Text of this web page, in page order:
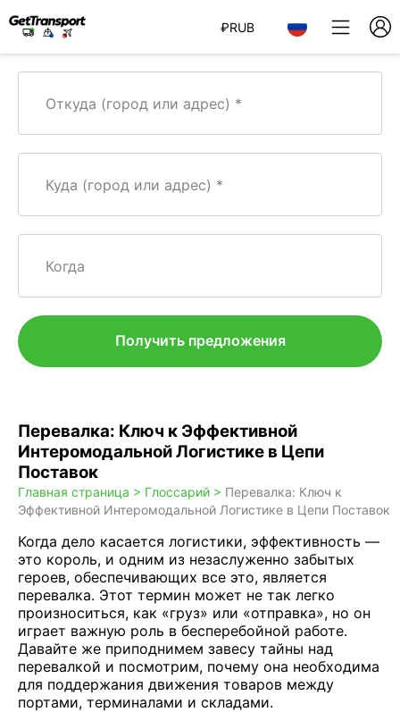
₽RUB
Откуда (город или адрес)
Куда (город или адрес)
Когда
Получить предложения
Перевалка: Ключ к Эффективной
Интеромодальной Логистике в Цепи
Поставок
Главная страница > Глоссарий > Перевалка: Ключ к
Эффективной Интеромодальной Логистике в Цепи Поставок
Когда дело касается логистики, эффективность —
это король, и одним из незаслуженно забытых
героев, обеспечивающих все это, является
перевалка. Этот термин может не так легко
произноситься, как «груз» или «отправка», но он
играет важную роль в бесперебойной работе.
Давайте же приподнимем завесу тайны над
перевалкой и посмотрим, почему она необходима
для поддержания движения товаров между
портами, терминалами и складами.